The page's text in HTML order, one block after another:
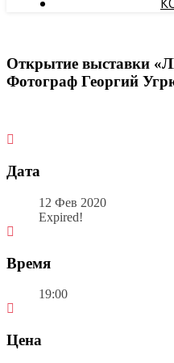
Открытие выставки
Фотограф Георгий
Дата
12 Фев 2020
Expired!
Время
19:00
Цена